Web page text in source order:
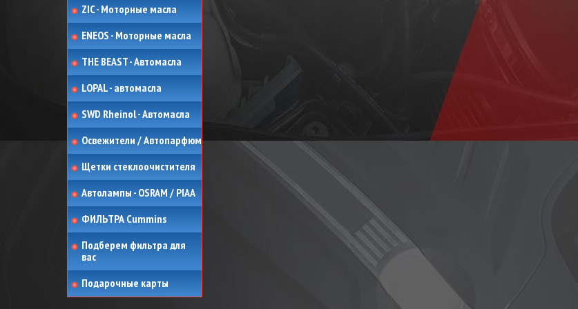
ZIC - Моторные масла
ENEOS - Моторные масла
THE BEAST - Автомасла
LOPAL - автомасла
SWD Rheinol - Автомасла
Освежители / Автопарфюм
Щетки стеклоочистителя
Автолампы - OSRAM / PIAA
ФИЛЬТРА Cummins
Подберем фильтра для
вас
Подарочные карты